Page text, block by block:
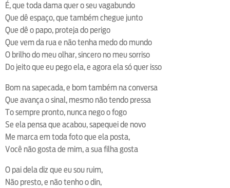
É, que toda dama quer o seu vagabundo
Que dê espaço, que também chegue junto
Que dê o papo, proteja do perigo
Que vem da rua e não tenha medo do mundo
O brilho do meu olhar, sincero no meu sorriso
Do jeito que eu pego ela, e agora ela só quer isso
Bom na sapecada, e bom também na conversa
Que avança o sinal, mesmo não tendo pressa
To sempre pronto, nunca nego o fogo
Se ela pensa que acabou, sapequei de novo
Me marca em toda foto que ela posta,
Você não gosta de mim, a sua filha gosta
O pai dela diz que eu sou ruim,
Não presto, e não tenho o din,